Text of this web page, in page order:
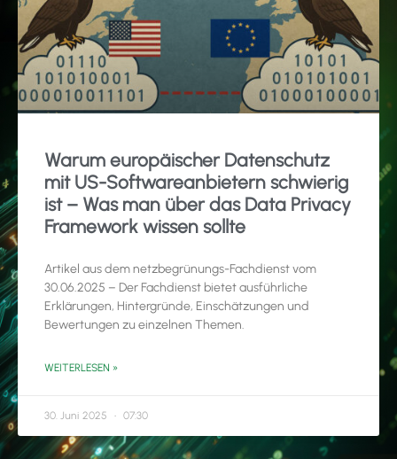
Warum europäischer Datenschutz
mit US-Softwareanbietern schwierig
ist – Was man über das Data Privacy
Framework wissen sollte
Artikel aus dem netzbegrünungs-Fachdienst vom
30.06.2025 – Der Fachdienst bietet ausführliche
Erklärungen, Hintergründe, Einschätzungen und
Bewertungen zu einzelnen Themen.
WEITERLESEN »
30. Juni 2025 07:30